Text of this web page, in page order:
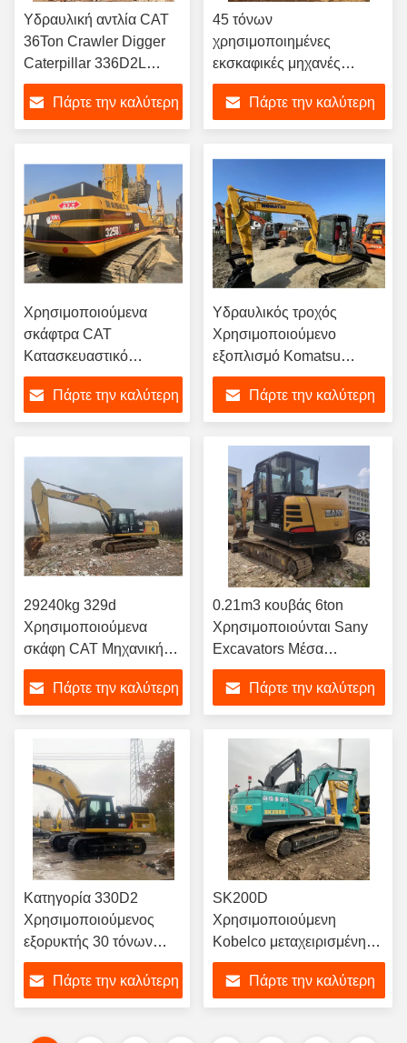
Υδραυλική αντλία CAT
36Ton Crawler Digger
Caterpillar 336D2L
Χρησιμοποιημένες
ανασκαφές
Πάρτε την καλύτερη
45 τόνων
χρησιμοποιημένες
εκσκαφικές μηχανές
εκσκαφής Ιαπωνία
Πάρτε την καλύτερη
Χρησιμοποιούμενα
σκάφτρα CAT
Κατασκευαστικό
εξοπλισμό CAT 325bl
Χρησιμοποιούμενα
λαβήματα σκάφους
Πάρτε την καλύτερη
Υδραυλικός τροχός
Χρησιμοποιούμενο
εξοπλισμό Komatsu
Εκσκαφείς Γήπεδα
Εργασία Komatsu 78 Us
7Ton
Πάρτε την καλύτερη
29240kg 329d
Χρησιμοποιούμενα
σκάφη CAT Μηχανική
Κατασκευή
Χρησιμοποιούμενα
σκάφη στην περιοχή μου
Πάρτε την καλύτερη
0.21m3 κουβάς 6ton
Χρησιμοποιούνται Sany
Excavators Μέσα
Χρησιμοποιούνται
Excavator Excaver Για
Sany SY60
Πάρτε την καλύτερη
Κατηγορία 330D2
Χρησιμοποιούμενος
εξορυκτής 30 τόνων
Μεγάλη κάμπια Γεωργός
υψηλή αξιοπιστία
Πάρτε την καλύτερη
SK200D
Χρησιμοποιούμενη
Kobelco μεταχειρισμένη
σκάφτρα 20000kg
Χρησιμοποιούμενη
σκάφτρα
Πάρτε την καλύτερη